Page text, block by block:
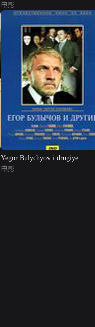
电影
Yegor Bulychyov i drugiye
电影